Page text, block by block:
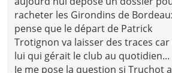
racheter les Girondins de
pense que le départ de Patrick
Trotignon va laisser des traces
lui qui gérait le club au quotidien...
Je me pose la question si Truchot a